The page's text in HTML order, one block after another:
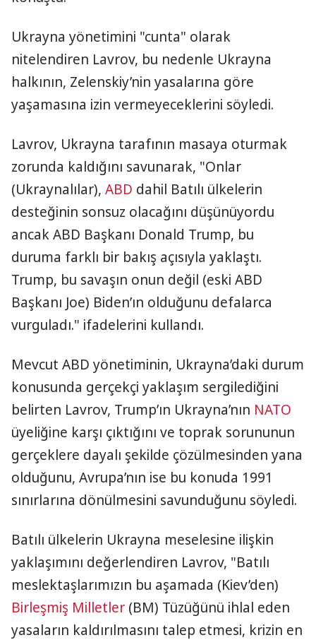
Ukrayna yönetimini "cunta" olarak
nitelendiren Lavrov, bu nedenle Ukrayna
halkının, Zelenskiy’nin yasalarına göre
yaşamasına izin vermeyeceklerini söyledi.
Lavrov, Ukrayna tarafının masaya oturmak
zorunda kaldığını savunarak, "Onlar
(Ukraynalılar), ABD dahil Batılı ülkelerin
desteğinin sonsuz olacağını düşünüyordu
ancak ABD Başkanı Donald Trump, bu
duruma farklı bir bakış açısıyla yaklaştı.
Trump, bu savaşın onun değil (eski ABD
Başkanı Joe) Biden’ın olduğunu defalarca
vurguladı." ifadelerini kullandı.
Mevcut ABD yönetiminin, Ukrayna’daki durum
konusunda gerçekçi yaklaşım sergilediğini
belirten Lavrov, Trump’ın Ukrayna’nın NATO
üyeliğine karşı çıktığını ve toprak sorununun
gerçeklere dayalı şekilde çözülmesinden yana
olduğunu, Avrupa’nın ise bu konuda 1991
sınırlarına dönülmesini savunduğunu söyledi.
Batılı ülkelerin Ukrayna meselesine ilişkin
yaklaşımını değerlendiren Lavrov, "Batılı
meslektaşlarımızın bu aşamada (Kiev’den)
Birleşmiş Milletler (BM) Tüzüğünü ihlal eden
yasaların kaldırılmasını talep etmesi, krizin en